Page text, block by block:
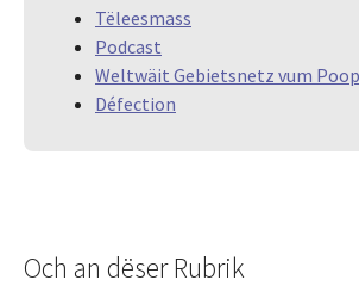
Tëleesmass
Podcast
Weltwäit Gebietsnetz vum
Défection
Och an dëser Rubrik